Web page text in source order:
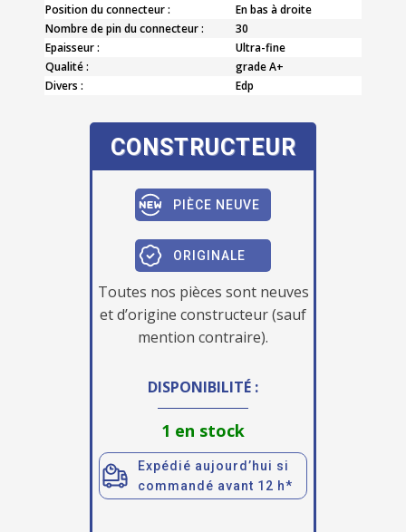
Position du connecteur :
En bas à droite
Nombre de pin du connecteur :
30
Epaisseur :
Ultra-fine
Qualité :
grade A+
Divers :
Edp
CONSTRUCTEUR
PIÈCE NEUVE
ORIGINALE
Toutes nos pièces sont neuves
et d’origine constructeur (sauf
mention contraire).
DISPONIBILITÉ :
1 en stock
Expédié aujourd’hui si
commandé avant 12 h*